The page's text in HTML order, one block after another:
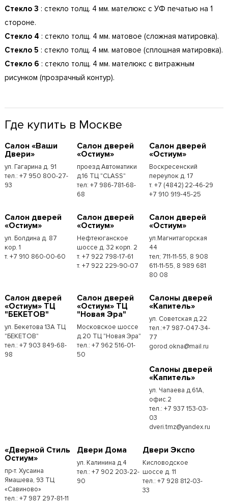
Стекло 3 : стекло толщ. 4 мм. мателюкс с УФ печатью на 1
стороне.
Стекло 4 : стекло толщ. 4 мм. матовое (сложная матировка).
Стекло 5 : стекло толщ. 4 мм. матовое (сплошная матировка).
Стекло 6 : стекло толщ. 4 мм. мателюкс с витражным
рисунком (прозрачный контур).
Где купить в Москве
Cалон «Ваши
Двери»
ул. Гагарина д. 91
тел.: +7 950 800-27-
93
Cалон дверей
«Остиум»
проезд Автоматики
д.16 ТЦ "CLASS"
тел: +7 986-781-68-
68
Cалон дверей
«Остиум»
Воскресенский
переулок д. 17
т. +7 (4842) 22-46-29
+7 910 919-45-25
Cалон дверей
«Остиум»
ул. Болдина д. 87
кор. 1
т. +7 910 860-00-60
Cалон дверей
«Остиум»
Нефтеюганское
шоссе д. 32 корп. 2
т. +7 922 798-17-61
т. +7 922 229-90-07
Cалон дверей
«Остиум»
ул.Магнитагорская
44
тел; 711-11-55, 8 908
611-11-55, 8 989 681
80 08
Cалон дверей
«Остиум» ТЦ
"БЕКЕТОВ"
ул. Бекетова 13А ТЦ
"БЕКЕТОВ"
тел.: +7 903 849-68-
98
Cалон дверей
«Остиум» ТЦ
"Новая Эра"
Московское шоссе
д.20 ТЦ "Новая Эра"
тел.: +7 962 516-01-
50
Cалоны дверей
«Капитель»
ул. Советская д.22
тел.:+7 987-047-34-
77
gorod.okna@mail.ru
Cалоны дверей
«Капитель»
ул. Чапаева д.61А,
офис.2
тел.: +7 937 153-03-
03
dveri.tmz@yandex.ru
«Дверной Стиль
Остиум»
пр-т. Хусаина
Ямашева, 93 ТЦ
«Савиново»
тел.: +7 987 297-81-11
Двери Дома
ул. Калинина д.4
тел.: +7 902 203-22-
90
Двери Экспо
Кисловодское
шоссе д. 11
тел.: +7 928 812-03-
33